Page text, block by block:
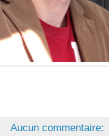
Aucun commentaire: